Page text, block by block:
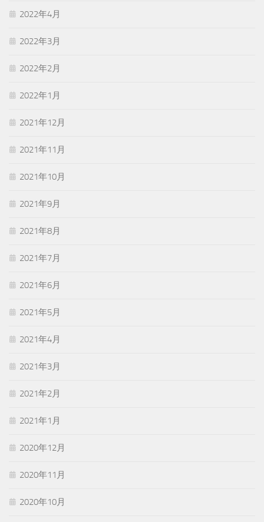
2022年4月
2022年3月
2022年2月
2022年1月
2021年12月
2021年11月
2021年10月
2021年9月
2021年8月
2021年7月
2021年6月
2021年5月
2021年4月
2021年3月
2021年2月
2021年1月
2020年12月
2020年11月
2020年10月